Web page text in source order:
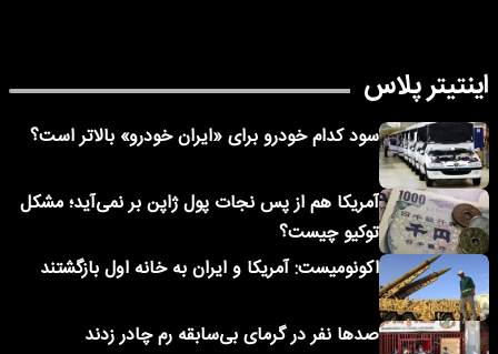
اینتیتر پلاس
سود کدام خودرو برای «ایران خودرو» بالاتر است؟
آمریکا هم از پس نجات پول ژاپن بر نمی‌آید؛ مشکل
توکیو چیست؟
اکونومیست: آمریکا و ایران به خانه اول بازگشتند
صدها نفر در گرمای بی‌سابقه رم چادر زدند